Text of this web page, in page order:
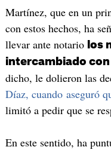
Martínez, que en un
con estos hechos, ha
llevar ante notario los
intercambiado
dicho, le dolieron las
Díaz, cuando aseguró
limitó a pedir que se
En este sentido, ha